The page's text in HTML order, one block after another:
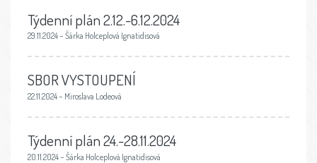
Týdenní plán 2.12.-6.12.2024
29.11.2024 – Šárka Holceplová Ignatidisová
SBOR VYSTOUPENÍ
22.11.2024 – Miroslava Lodeová
Týdenní plán 24.-28.11.2024
20.11.2024 – Šárka Holceplová Ignatidisová